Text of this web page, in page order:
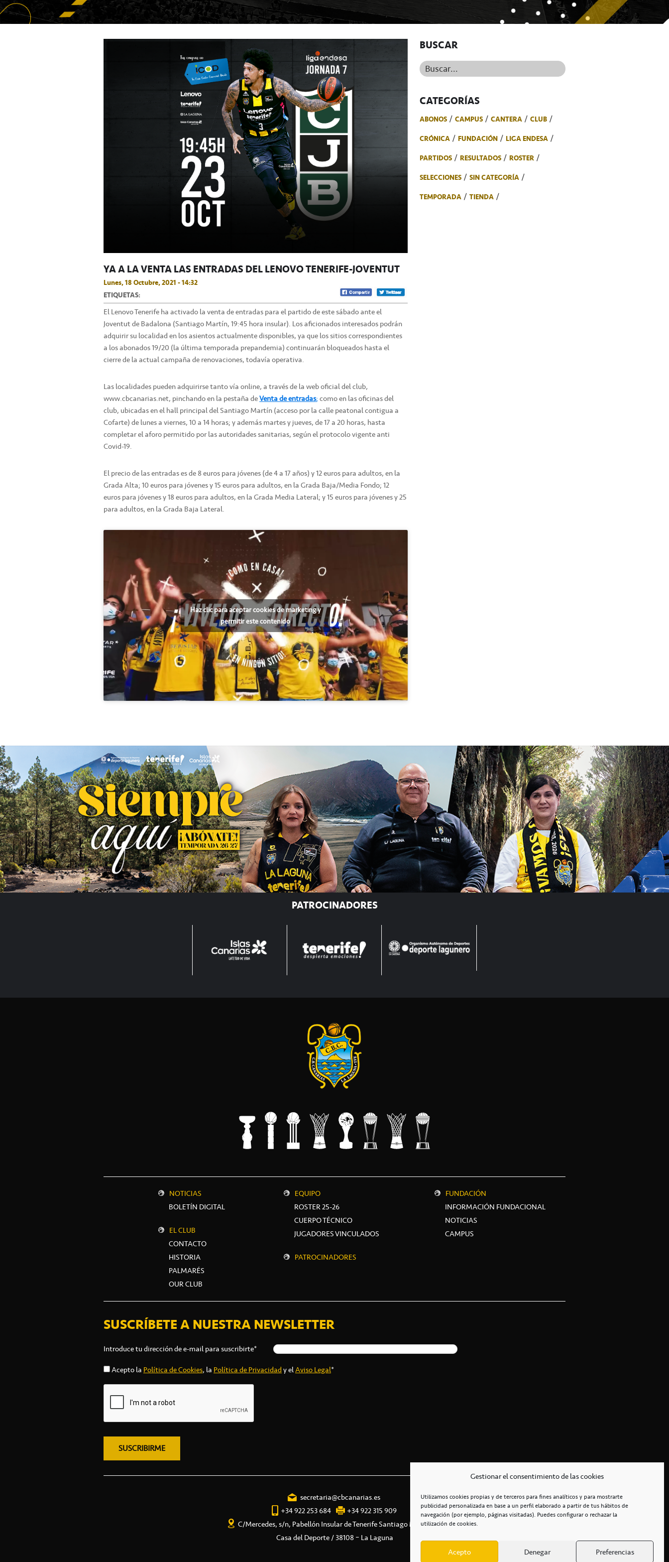
Gestionar el consentimiento de las cookies
Utilizamos cookies propias y de terceros para fines analíticos y para mostrarte
publicidad personalizada en base a un perfil elaborado a partir de tus hábitos de
navegación (por ejemplo, páginas visitadas). Puedes configurar o rechazar la
utilización de cookies.
Acepto Denegar Preferencias
YA A LA VENTA LAS ENTRADAS DEL LENOVO TENERIFE-JOVENTUT
Lunes, 18 Octubre, 2021 - 14:32
ETIQUETAS:
El Lenovo Tenerife ha activado la venta de entradas para el partido de este sábado ante el
Joventut de Badalona (Santiago Martín, 19:45 hora insular). Los aficionados interesados podrán
adquirir su localidad en los asientos actualmente disponibles, ya que los sitios correspondientes
a los abonados 19/20 (la última temporada prepandemia) continuarán bloqueados hasta el
cierre de la actual campaña de renovaciones, todavía operativa.
Las localidades pueden adquirirse tanto vía online, a través de la web oficial del club,
www.cbcanarias.net, pinchando en la pestaña deVenta de entradas;como en las oficinas del
club, ubicadas en el hall principal del Santiago Martín (acceso por la calle peatonal contigua a
Cofarte) de lunes a viernes, 10 a 14 horas; y además martes y jueves, de 17 a 20 horas, hasta
completar el aforo permitido por las autoridades sanitarias, según el protocolo vigente anti
Covid-19.
El precio de las entradas es de 8 euros para jóvenes (de 4 a 17 años) y 12 euros para adultos, en la
Grada Alta; 10 euros para jóvenes y 15 euros para adultos, en la Grada Baja/Media Fondo; 12
euros para jóvenes y 18 euros para adultos, en la Grada Media Lateral; y 15 euros para jóvenes y 25
para adultos, en la Grada Baja Lateral.
Haz clic para aceptar cookies de marketing y
permitir este contenido
BUSCAR
Buscar...
CATEGORÍAS
ABONOS CAMPUS CANTERA
CLUB
CRÓNICA
FUNDACIÓN
LIGA ENDESA
PARTIDOS
RESULTADOS
ROSTER
SELECCIONES
SIN CATEGORÍA
TEMPORADA
TIENDA
PATROCINADORES
NOTICIAS
BOLETÍN DIGITAL
EL CLUB
CONTACTO
HISTORIA
PALMARÉS
OUR CLUB
EQUIPO
ROSTER 25-26
CUERPO TÉCNICO
JUGADORES VINCULADOS
PATROCINADORES
FUNDACIÓN
INFORMACIÓN FUNDACIONAL
NOTICIAS
CAMPUS
SUSCRÍBETE A NUESTRA NEWSLETTER
Introduce tu dirección de e-mail para suscribirte*
Acepto laPolítica de Cookies, laPolítica de Privacidady elAviso Legal*
secretaria@cbcanarias.es
+34 922 253 684
+34 922 315 909
C/Mercedes, s/n, Pabellón Insular de Tenerife Santiago Martín
Casa del Deporte / 38108 – La Laguna